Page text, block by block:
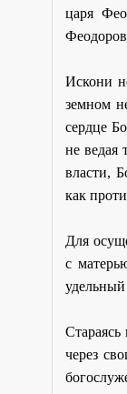
царя
Искони
земном
сердце
не ведая
власти,
как
Для
с
Стараясь
через